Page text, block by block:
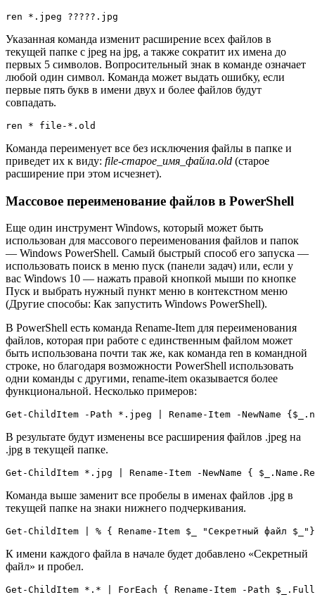
ren *.jpeg ?????.jpg
Указанная команда изменит расширение всех файлов в
текущей папке с jpeg на jpg, а также сократит их имена до
первых 5 символов. Вопросительный знак в команде означает
любой один символ. Команда может выдать ошибку, если
первые пять букв в имени двух и более файлов будут
совпадать.
ren * file-*.old
Команда переименует все без исключения файлы в папке и
приведет их к виду: file-старое_имя_файла.old (старое
расширение при этом исчезнет).
Массовое переименование файлов в PowerShell
Еще один инструмент Windows, который может быть
использован для массового переименования файлов и папок
— Windows PowerShell. Самый быстрый способ его запуска —
использовать поиск в меню пуск (панели задач) или, если у
вас Windows 10 — нажать правой кнопкой мыши по кнопке
Пуск и выбрать нужный пункт меню в контекстном меню
(Другие способы: Как запустить Windows PowerShell).
В PowerShell есть команда Rename-Item для переименования
файлов, которая при работе с единственным файлом может
быть использована почти так же, как команда ren в командной
строке, но благодаря возможности PowerShell использовать
одни команды с другими, rename-item оказывается более
функциональной. Несколько примеров:
Get-ChildItem -Path *.jpeg | Rename-Item -NewName
В результате будут изменены все расширения файлов .jpeg на
.jpg в текущей папке.
Get-ChildItem *.jpg | Rename-Item -NewName {
Команда выше заменит все пробелы в именах файлов .jpg в
текущей папке на знаки нижнего подчеркивания.
Get-ChildItem | % { Rename-Item $_ "Секретный файл $_"}
К имени каждого файла в начале будет добавлено «Секретный
файл» и пробел.
Get-ChildItem *.* | ForEach { Rename-Item -Path